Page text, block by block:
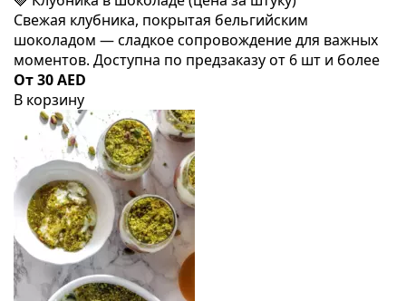
Свежая клубника, покрытая бельгийским
шоколадом — сладкое сопровождение для важных
моментов. Доступна по предзаказу от 6 шт и более
От 30 AED
В корзину